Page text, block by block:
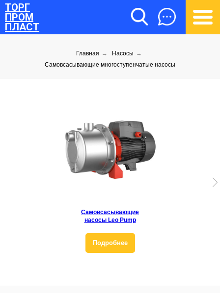
ТОРГПРОМПЛАСТ
ТОРГ
ПРОМ
ПЛАСТ
Главная → Насосы →
Самовсасывающие многоступенчатые насосы
Самовсасывающие
насосы Leo Pump
Подробнее